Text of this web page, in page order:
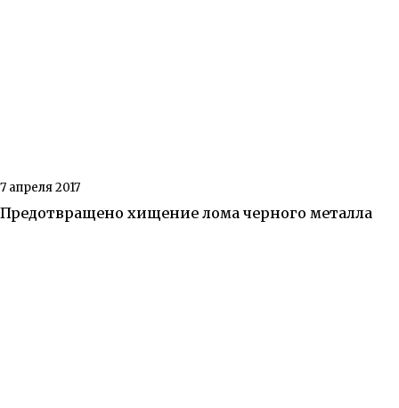
7 апреля 2017
Предотвращено хищение лома черного металла